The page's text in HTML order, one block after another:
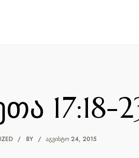
17:18-
BY ᲐᲒᲕᲘᲡᲢᲝ 24, 2015